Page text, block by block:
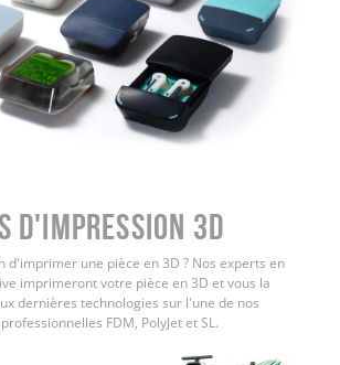
d'impression 3D
d'imprimer une pièce en 3D ? Nos experts en
imprimeront votre pièce en 3D et vous la
dernières technologies sur l'une de nos
FDM, PolyJet et SL.